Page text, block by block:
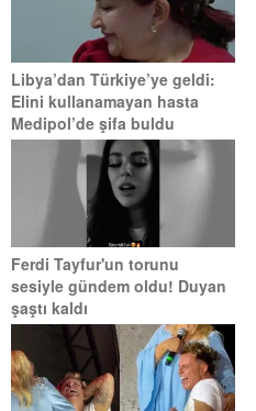
Libya’dan Türkiye’ye geldi:
Elini kullanamayan hasta
Medipol’de şifa buldu
Ferdi Tayfur'un torunu
sesiyle gündem oldu! Duyan
şaştı kaldı